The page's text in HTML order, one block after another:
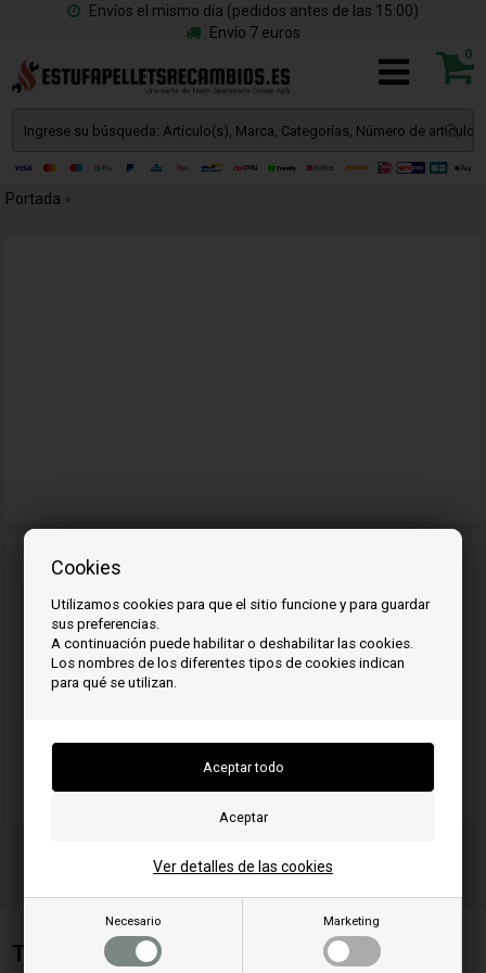
Cookies
Utilizamos cookies para que el sitio funcione y para guardar
sus preferencias.
A continuación puede habilitar o deshabilitar las cookies.
Los nombres de los diferentes tipos de cookies indican
para qué se utilizan.
Necesario Marketing
Ver detalles de las cookies
Envíos el mismo día (pedidos antes de las 15:00)
Envío 7 euros
0
Portada »
Team SpareParts Group ApS